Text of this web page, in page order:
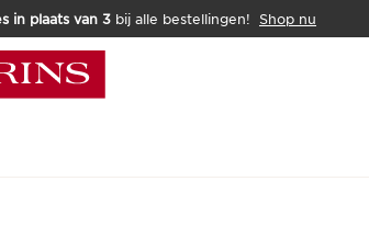
in plaats van 3 bij alle bestellingen! Shop nu